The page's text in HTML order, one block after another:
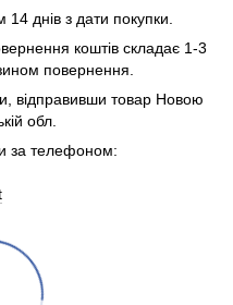
днів з дати покупки.
коштів складає 1-3
повернення.
відправивши товар Новою
обл.
за телефоном: